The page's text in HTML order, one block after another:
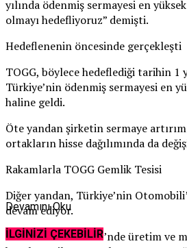
yılında ödenmiş sermayesi en
olmayı hedefliyoruz” demişti.
Hedeflenenin öncesinde gerçekleşti
TOGG, böylece hedeflediği tarihin 1
Türkiye’nin ödenmiş sermayesi en
haline geldi.
Öte yandan şirketin sermaye
ortakların hisse dağılımında da
Rakamlarla TOGG Gemlik Tesisi
Diğer yandan, Türkiye’nin
devam ediyor.
TOGG Gemlik Tesisi’nde üretim ve
Devamını Oku
İLGİNİZİ ÇEKEBİLİR